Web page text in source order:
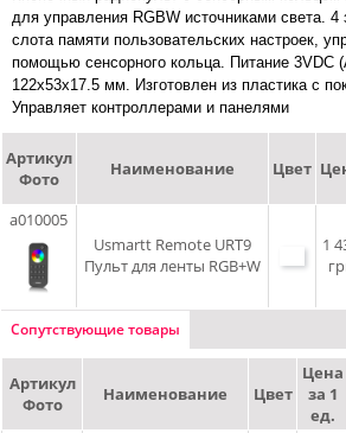
для управления RGBW источниками света.
слота памяти пользовательских настроек,
помощью сенсорного кольца. Питание 3VDC
122x53x17.5 мм. Изготовлен из пластика с
Управляет контроллерами и панелями
Артикул
Фото
Наименование Цвет
a010005
Usmartt Remote URT9
Пульт для ленты RGB+W
1
Сопутствующие товары
Артикул
Фото
Наименование Цвет
Цена
за 1
ед.